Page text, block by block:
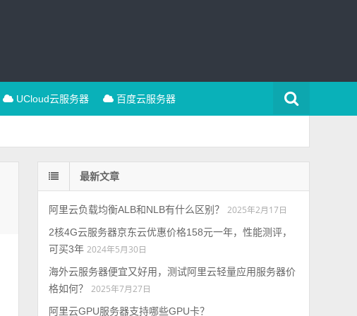
UCloud云服务器 百度云服务器
最新文章
阿里云负载均衡ALB和NLB有什么区别？
2025年2月17日
2核4G云服务器京东云优惠价格158元一年，性能测评，
可买3年 2024年5月30日
海外云服务器便宜又好用，测试阿里云轻量应用服务器价
格如何？
2025年7月27日
阿里云GPU服务器支持哪些GPU卡？